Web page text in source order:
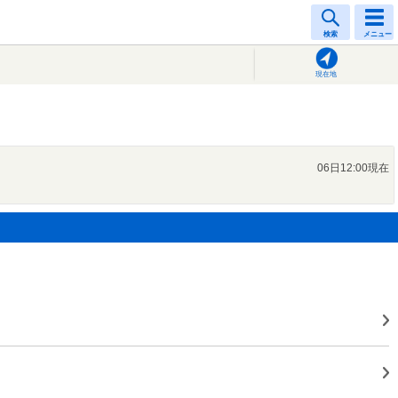
検索 メニュー
現在地
06日12:00現在